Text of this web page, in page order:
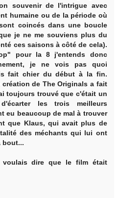
souvenir de l'intrigue avec
humaine ou de la période où
coincés dans une boucle
je ne me souviens plus du
ces saisons à côté de cela).
pour la 8 j'entends donc
je ne vois pas quoi
fait chier du début à la fin.
de The Originals a fait
toujours trouvé que c'était un
les trois meilleurs
eu beaucoup de mal à trouver
que Klaus, qui avait plus de
des méchants qui lui ont
bout...
voulais dire que le film était